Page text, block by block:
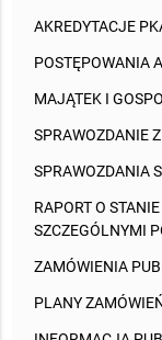
AKREDYTACJE
POSTĘPOWANIA
MAJĄTEK I
SPRAWOZDANIE
SPRAWOZDANIA
RAPORT O
SZCZEGÓLNYMI
ZAMÓWIENIA
PLANY